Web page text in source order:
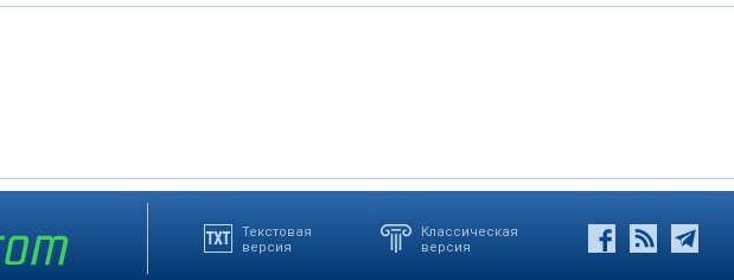
Текстовая
версия
Классическая
версия